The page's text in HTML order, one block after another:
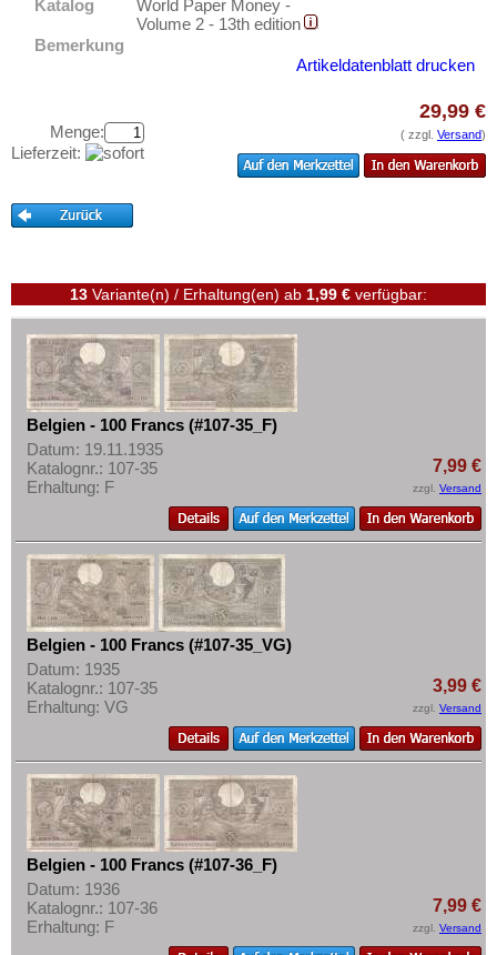
Estland
Europäische Union
Frankreich
Griechenland
Guernsey
Irland
Island
Isle of Man
Italien
Jersey
Kroatien
Lettland
Liechtenstein
Litauen
Luxemburg
Malta
Memelgebiet
Moldawien
Montenegro
Niederlande
Nordirland
Norwegen
Testbanknoten
Banknotenbriefe
Gutscheine
Ihre Bewertungen
Kontakt
Informationen
Preislisten
Ankauf
Erhaltungsgrade
Gratisbanknoten
FAQ
Zahlungsbedingungen
Privatsphäre und Datenschutz
Widerrufsbelehrung
Liefer- und Versandkosten
AGB
Impressum
Katalog
World Paper Money -
Volume 2 - 13th edition
Bemerkung
Artikeldatenblatt drucken
Menge:
Lieferzeit:
29,99 €
( zzgl. Versand)
13 Variante(n) / Erhaltung(en) ab 1,99 € verfügbar:
Belgien - 100 Francs (#107-35_F)
Datum: 19.11.1935
Katalognr.: 107-35
Erhaltung: F
7,99 €
zzgl. Versand
Belgien - 100 Francs (#107-35_VG)
Datum: 1935
Katalognr.: 107-35
Erhaltung: VG
3,99 €
zzgl. Versand
Belgien - 100 Francs (#107-36_F)
Datum: 1936
Katalognr.: 107-36
Erhaltung: F
7,99 €
zzgl. Versand